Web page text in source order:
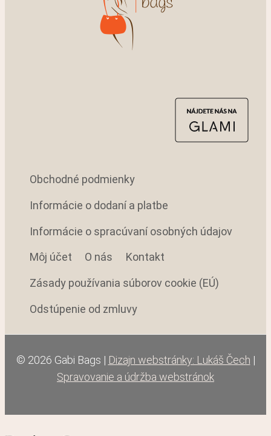
Obchodné podmienky
Informácie o dodaní a platbe
Informácie o spracúvaní osobných údajov
Môj účet O nás Kontakt
Zásady používania súborov cookie (EÚ)
Odstúpenie od zmluvy
© 2026 Gabi Bags | Dizajn webstránky: Lukáš Čech |
Spravovanie a údržba webstránok